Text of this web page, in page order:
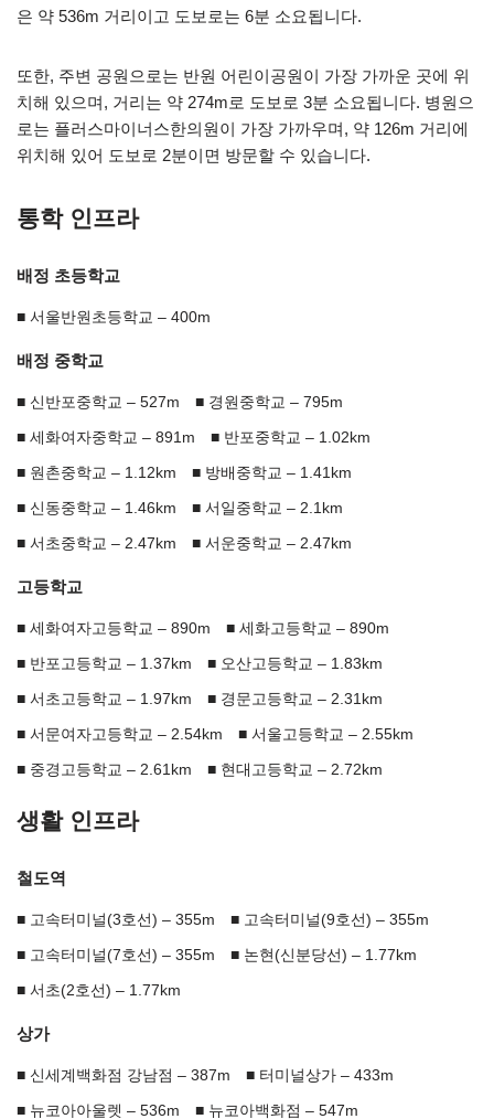
은 약 536m 거리이고 도보로는 6분 소요됩니다.
또한, 주변 공원으로는 반원 어린이공원이 가장 가까운 곳에 위
치해 있으며, 거리는 약 274m로 도보로 3분 소요됩니다. 병원으
로는 플러스마이너스한의원이 가장 가까우며, 약 126m 거리에
위치해 있어 도보로 2분이면 방문할 수 있습니다.
통학 인프라
배정 초등학교
서울반원초등학교 – 400m
배정 중학교
신반포중학교 – 527m 경원중학교 – 795m
세화여자중학교 – 891m 반포중학교 – 1.02km
원촌중학교 – 1.12km 방배중학교 – 1.41km
신동중학교 – 1.46km 서일중학교 – 2.1km
서초중학교 – 2.47km 서운중학교 – 2.47km
고등학교
세화여자고등학교 – 890m 세화고등학교 – 890m
반포고등학교 – 1.37km 오산고등학교 – 1.83km
서초고등학교 – 1.97km 경문고등학교 – 2.31km
서문여자고등학교 – 2.54km 서울고등학교 – 2.55km
중경고등학교 – 2.61km 현대고등학교 – 2.72km
생활 인프라
철도역
고속터미널(3호선) – 355m 고속터미널(9호선) – 355m
고속터미널(7호선) – 355m 논현(신분당선) – 1.77km
서초(2호선) – 1.77km
상가
신세계백화점 강남점 – 387m 터미널상가 – 433m
뉴코아아울렛 – 536m 뉴코아백화점 – 547m